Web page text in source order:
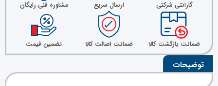
گارانتی شرکتی ارسال سریع مشاوره فنی رایگان
ضمانت بازگشت کالا ضمانت اصالت کالا تضمین قیمت
توضیحات